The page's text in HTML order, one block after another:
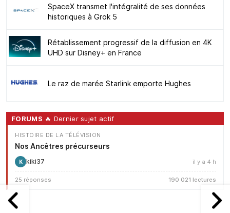
SpaceX transmet l'intégralité de ses données
historiques à Grok 5
Rétablissement progressif de la diffusion en 4K
UHD sur Disney+ en France
Le raz de marée Starlink emporte Hughes
FORUMS 🔥 Dernier sujet actif
HISTOIRE DE LA TÉLÉVISION
Nos Ancêtres précurseurs
K kiki37 il y a 4 h
25 réponses 190 021 lectures